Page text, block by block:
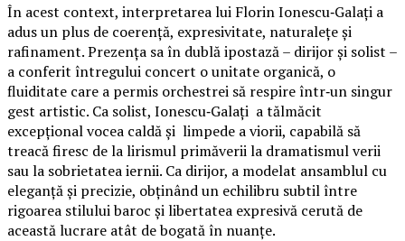
În acest context, interpretarea lui Florin Ionescu‑Galați a
adus un plus de coerență, expresivitate, naturalețe și
rafinament. Prezența sa în dublă ipostază – dirijor și solist –
a conferit întregului concert o unitate organică, o
fluiditate care a permis orchestrei să respire într‑un singur
gest artistic. Ca solist, Ionescu‑Galați a tălmăcit
excepțional vocea caldă și limpede a viorii, capabilă să
treacă firesc de la lirismul primăverii la dramatismul verii
sau la sobrietatea iernii. Ca dirijor, a modelat ansamblul cu
eleganță și precizie, obținând un echilibru subtil între
rigoarea stilului baroc și libertatea expresivă cerută de
această lucrare atât de bogată în nuanțe.